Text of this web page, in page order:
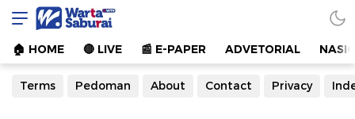
Warta Saburai
Sumber Informasi Terkini
🏠︎ HOME 🔴 LIVE 📰 E-PAPER ADVETORIAL
Terms Pedoman About Contact Privacy